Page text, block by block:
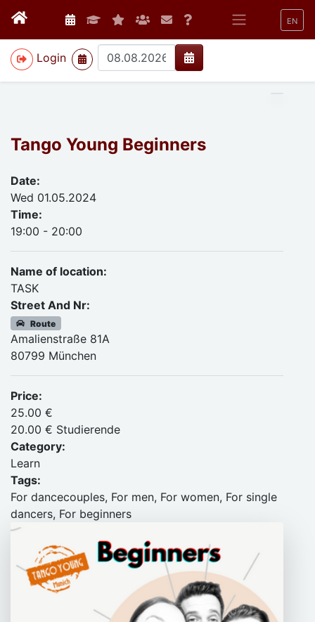
EN
Login
>
Tango Young Beginners
Date:
Wed 01.05.2024
Time:
19:00 - 20:00
Name of location:
TASK
Street And Nr:
Route
Amalienstraße 81A
80799 München
Price:
25.00 €
20.00 € Studierende
Category:
Learn
Tags:
For dancecouples, For men, For women, For single
dancers, For beginners